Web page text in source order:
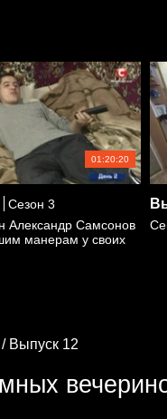
01:20:20
Сезон 3
Александр Самсонов
манерам у своих
Выпуск 12